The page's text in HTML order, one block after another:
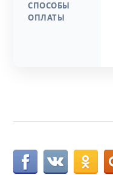
СПОСОБЫ
ОПЛАТЫ